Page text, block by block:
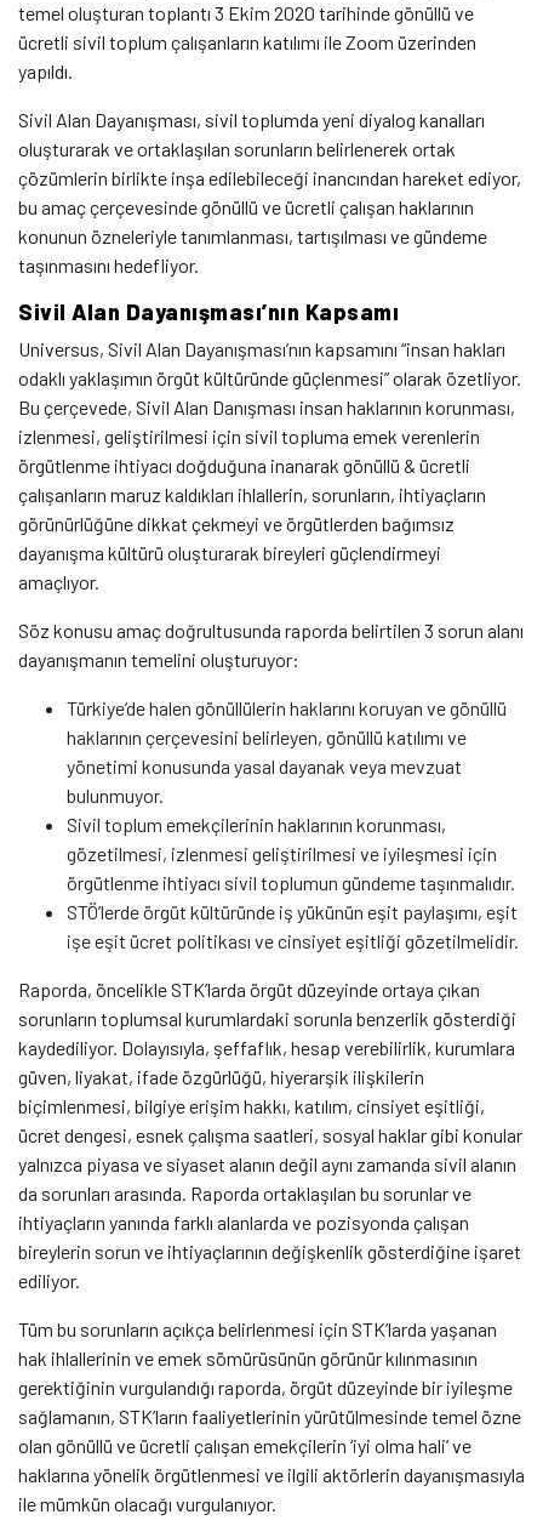
temel oluşturan toplantı 3 Ekim 2020 tarihinde gönüllü ve
ücretli sivil toplum çalışanların katılımı ile Zoom üzerinden
yapıldı.
Sivil Alan Dayanışması, sivil toplumda yeni diyalog kanalları
oluşturarak ve ortaklaşılan sorunların belirlenerek ortak
çözümlerin birlikte inşa edilebileceği inancından hareket ediyor,
bu amaç çerçevesinde gönüllü ve ücretli çalışan haklarının
konunun özneleriyle tanımlanması, tartışılması ve gündeme
taşınmasını hedefliyor.
Sivil Alan Dayanışması’nın Kapsamı
Universus, Sivil Alan Dayanışması’nın kapsamını “insan hakları
odaklı yaklaşımın örgüt kültüründe güçlenmesi” olarak özetliyor.
Bu çerçevede, Sivil Alan Danışması insan haklarının korunması,
izlenmesi, geliştirilmesi için sivil topluma emek verenlerin
örgütlenme ihtiyacı doğduğuna inanarak gönüllü & ücretli
çalışanların maruz kaldıkları ihlallerin, sorunların, ihtiyaçların
görünürlüğüne dikkat çekmeyi ve örgütlerden bağımsız
dayanışma kültürü oluşturarak bireyleri güçlendirmeyi
amaçlıyor.
Söz konusu amaç doğrultusunda raporda belirtilen 3 sorun alanı
dayanışmanın temelini oluşturuyor:
Türkiye’de halen gönüllülerin haklarını koruyan ve gönüllü
haklarının çerçevesini belirleyen, gönüllü katılımı ve
yönetimi konusunda yasal dayanak veya mevzuat
bulunmuyor.
Sivil toplum emekçilerinin haklarının korunması,
gözetilmesi, izlenmesi geliştirilmesi ve iyileşmesi için
örgütlenme ihtiyacı sivil toplumun gündeme taşınmalıdır.
STÖ’lerde örgüt kültüründe iş yükünün eşit paylaşımı, eşit
işe eşit ücret politikası ve cinsiyet eşitliği gözetilmelidir.
Raporda, öncelikle STK’larda örgüt düzeyinde ortaya çıkan
sorunların toplumsal kurumlardaki sorunla benzerlik gösterdiği
kaydediliyor. Dolayısıyla, şeffaflık, hesap verebilirlik, kurumlara
güven, liyakat, ifade özgürlüğü, hiyerarşik ilişkilerin
biçimlenmesi, bilgiye erişim hakkı, katılım, cinsiyet eşitliği,
ücret dengesi, esnek çalışma saatleri, sosyal haklar gibi konular
yalnızca piyasa ve siyaset alanın değil aynı zamanda sivil alanın
da sorunları arasında. Raporda ortaklaşılan bu sorunlar ve
ihtiyaçların yanında farklı alanlarda ve pozisyonda çalışan
bireylerin sorun ve ihtiyaçlarının değişkenlik gösterdiğine işaret
ediliyor.
Tüm bu sorunların açıkça belirlenmesi için STK’larda yaşanan
hak ihlallerinin ve emek sömürüsünün görünür kılınmasının
gerektiğinin vurgulandığı raporda, örgüt düzeyinde bir iyileşme
sağlamanın, STK’ların faaliyetlerinin yürütülmesinde temel özne
olan gönüllü ve ücretli çalışan emekçilerin ‘iyi olma hali’ ve
haklarına yönelik örgütlenmesi ve ilgili aktörlerin dayanışmasıyla
ile mümkün olacağı vurgulanıyor.